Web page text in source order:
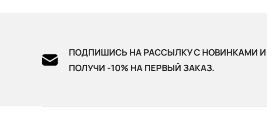
ПОДПИШИСЬ НА РАССЫЛКУ С НОВИНКАМИ И
ПОЛУЧИ -10% НА ПЕРВЫЙ ЗАКАЗ.